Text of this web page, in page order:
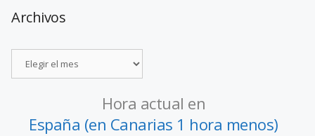
Archivos
Hora actual en
España (en Canarias 1 hora menos)